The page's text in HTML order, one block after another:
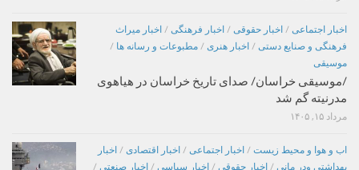
اخبار اجتماعی / اخبار حقوقی / اخبار فرهنگی / اخبار میراث
فرهنگی و صنایع دستی / اخبار هنری / مطبوعات و رسانه ها /
موسیقی
/موسیقی خراسان/ صدای تاریخ خراسان در هیاهوی
مدرنیته گم شد
مرداد ۱۵, ۱۴۰۵
اب و هوا و محیط زیست / اخبار اجتماعی / اخبار اقتصادی / اخبار
بهداشتی ودر مانی / اخبار حقوقی / اخبار سیاسی / اخبار صنعتی /